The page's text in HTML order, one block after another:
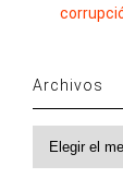
Archivos